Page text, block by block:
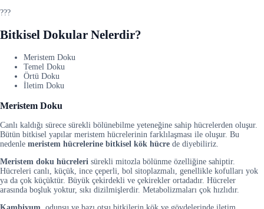
???
Bitkisel Dokular Nelerdir?
Meristem Doku
Temel Doku
Örtü Doku
İletim Doku
Meristem Doku
Canlı kaldığı sürece sürekli bölünebilme yeteneğine sahip hücrelerden oluşur.
Bütün bitkisel yapılar meristem hücrelerinin farklılaşması ile oluşur. Bu
nedenle meristem hücrelerine bitkisel kök hücre de diyebiliriz.
Meristem doku hücreleri sürekli mitozla bölünme özelliğine sahiptir.
Hücreleri canlı, küçük, ince çeperli, bol sitoplazmalı, genellikle kofulları yok
ya da çok küçüktür. Büyük çekirdekli ve çekirekler ortadadır. Hücreler
arasında boşluk yoktur, sıkı dizilmişlerdir. Metabolizmaları çok hızlıdır.